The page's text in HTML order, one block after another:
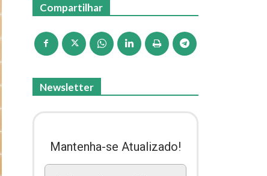
Compartilhar
Newsletter
Mantenha-se Atualizado!